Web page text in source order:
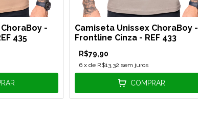
-
435
Camiseta Unissex ChoraBoy -
Frontline Cinza - REF 433
R$79,90
6 x de R$13,32 sem juros
COMPRAR